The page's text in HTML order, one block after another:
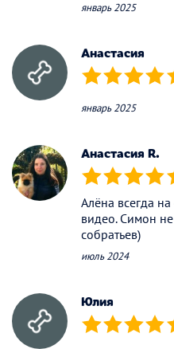
январь 2025
Анастасия
(*) (*) (*) (*)
январь 2025
Анастасия R.
(*) (*) (*) (*)
Алёна всегда
видео. Симон
собратьев)
июль 2024
Юлия
(*) (*) (*) (*)